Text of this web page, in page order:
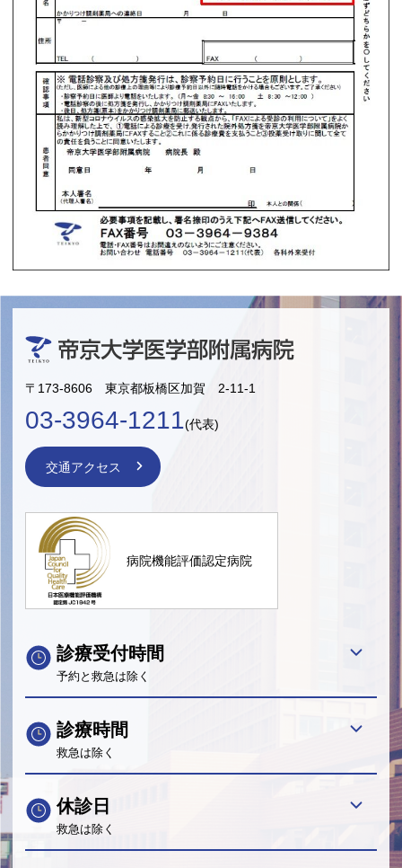
〒173-8606 東京都板橋区加賀 2-11-1
03-3964-1211(代表)
交通アクセス
病院機能評価認定病院
診療受付時間
予約と救急は除く
診療時間
救急は除く
休診日
救急は除く